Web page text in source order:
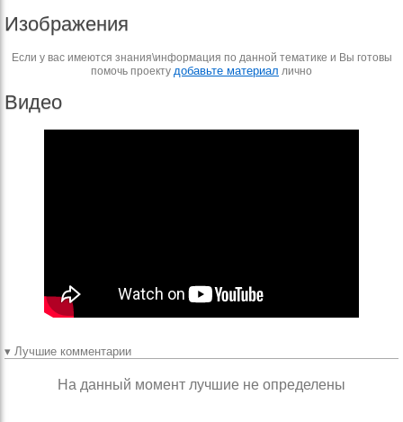
Изображения
Если у вас имеются знания\информация по данной тематике и Вы готовы
помочь проекту добавьте материал лично
Видео
▾ Лучшие комментарии
На данный момент лучшие не определены